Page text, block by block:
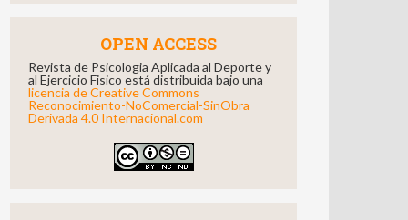
OPEN ACCESS
Revista de Psicologia Aplicada al Deporte y
al Ejercicio Fisico está distribuida bajo una
licencia de Creative Commons
Reconocimiento-NoComercial-SinObra
Derivada 4.0 Internacional.com